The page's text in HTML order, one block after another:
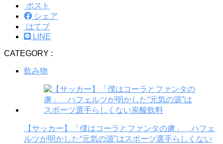
ポスト
シェア
はてブ
LINE
CATEGORY :
飲み物
【サッカー】「僕はコーラとファンタの虜」 ハフェ
ルツが明かした“元気の源”はスポーツ選手らしくない